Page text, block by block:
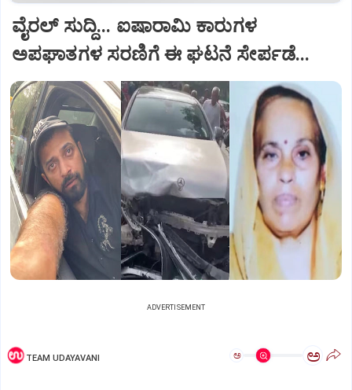
ವೈರಲ್ ಸುದ್ದಿ... ಐಷಾರಾಮಿ ಕಾರುಗಳ
ಅಪಘಾತಗಳ ಸರಣಿಗೆ ಈ ಘಟನೆ ಸೇರ್ಪಡೆ...
ADVERTISEMENT
TEAM UDAYAVANI ಅ ಅ